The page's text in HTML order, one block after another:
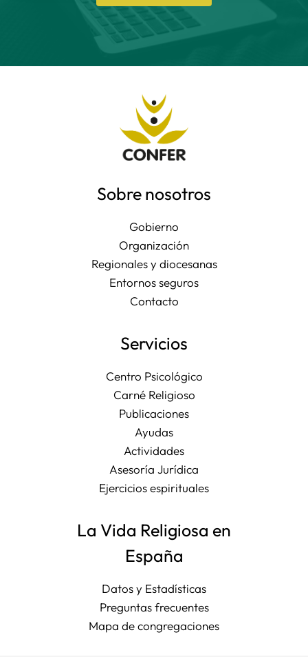
Sobre nosotros
Gobierno
Organización
Regionales y diocesanas
Entornos seguros
Contacto
Servicios
Centro Psicológico
Carné Religioso
Publicaciones
Ayudas
Actividades
Asesoría Jurídica
Ejercicios espirituales
La Vida Religiosa en
España
Datos y Estadísticas
Preguntas frecuentes
Mapa de congregaciones